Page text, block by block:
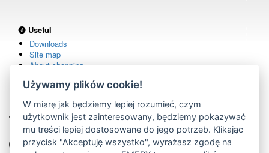
Useful
Downloads
Site map
About shopping
Own warehouse
remote controls in stock
Over 100,000 customers
from all over the world
Używamy plików cookie!
W miarę jak będziemy lepiej rozumieć, czym
użytkownik jest zainteresowany, będziemy pokazywać
mu treści lepiej dostosowane do jego potrzeb. Klikając
przycisk "Akceptuję wszystko", wyrażasz zgodę na